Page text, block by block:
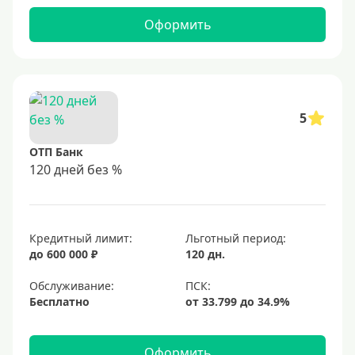
Оформить
5
ОТП Банк
120 дней без %
Кредитный лимит:
до 600 000 ₽
Льготный период:
120 дн.
Обслуживание:
Бесплатно